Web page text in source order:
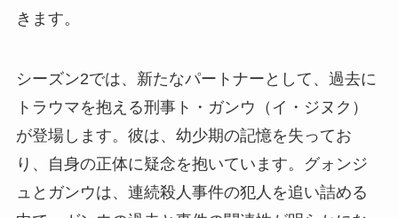
きます。
シーズン2では、新たなパートナーとして、過去に
トラウマを抱える刑事ト・ガンウ（イ・ジヌク）
が登場します。彼は、幼少期の記憶を失ってお
り、自身の正体に疑念を抱いています。グォンジ
ュとガンウは、連続殺人事件の犯人を追い詰める